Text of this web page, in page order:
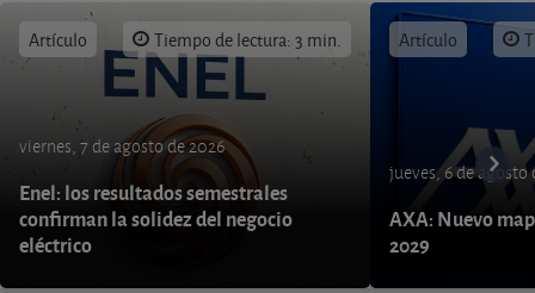
Artículo Tiempo de lectura: 3 min.
viernes, 7 de agosto de 2026
Enel: los resultados semestrales
confirman la solidez del negocio
eléctrico
Artículo
jueves, 6 de agosto
AXA: Nuevo
2029